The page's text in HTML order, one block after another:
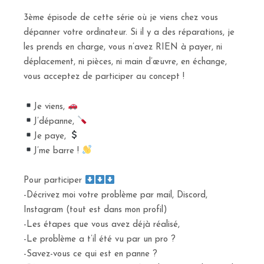
3ème épisode de cette série où je viens chez vous
dépanner votre ordinateur. Si il y a des réparations, je
les prends en charge, vous n’avez RIEN à payer, ni
déplacement, ni pièces, ni main d’œuvre, en échange,
vous acceptez de participer au concept !
Je viens,
J’dépanne,
Je paye,
J’me barre !
Pour participer
-Décrivez moi votre problème par mail, Discord,
Instagram (tout est dans mon profil)
-Les étapes que vous avez déjà réalisé,
-Le problème a t’il été vu par un pro ?
-Savez-vous ce qui est en panne ?